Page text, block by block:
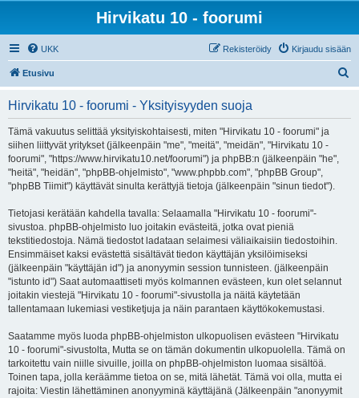
Hirvikatu 10 - foorumi
UKK Kirjaudu sisään
Rekisteröidy
Etusivu
Hirvikatu 10 - foorumi - Yksityisyyden suoja
Tämä vakuutus selittää yksityiskohtaisesti, miten "Hirvikatu 10 - foorumi" ja
siihen liittyvät yritykset (jälkeenpäin "me", "meitä", "meidän", "Hirvikatu 10 -
foorumi", "https://www.hirvikatu10.net/foorumi") ja phpBB:n (jälkeenpäin "he",
"heitä", "heidän", "phpBB-ohjelmisto", "www.phpbb.com", "phpBB Group",
"phpBB Tiimit") käyttävät sinulta kerättyjä tietoja (jälkeenpäin "sinun tiedot").
Tietojasi kerätään kahdella tavalla: Selaamalla "Hirvikatu 10 - foorumi"-
sivustoa. phpBB-ohjelmisto luo joitakin evästeitä, jotka ovat pieniä
tekstitiedostoja. Nämä tiedostot ladataan selaimesi väliaikaisiin tiedostoihin.
Ensimmäiset kaksi evästettä sisältävät tiedon käyttäjän yksilöimiseksi
(jälkeenpäin "käyttäjän id") ja anonyymin session tunnisteen. (jälkeenpäin
"istunto id") Saat automaattiseti myös kolmannen evästeen, kun olet selannut
joitakin viestejä "Hirvikatu 10 - foorumi"-sivustolla ja näitä käytetään
tallentamaan lukemiasi vestiketjuja ja näin parantaen käyttökokemustasi.
Saatamme myös luoda phpBB-ohjelmiston ulkopuolisen evästeen "Hirvikatu
10 - foorumi"-sivustolta, Mutta se on tämän dokumentin ulkopuolella. Tämä on
tarkoitettu vain niille sivuille, joilla on phpBB-ohjelmiston luomaa sisältöä.
Toinen tapa, jolla keräämme tietoa on se, mitä lähetät. Tämä voi olla, mutta ei
rajoita: Viestin lähettäminen anonyyminä käyttäjänä (Jälkeenpäin "anonyymit